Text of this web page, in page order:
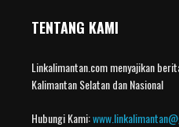
TENTANG KAMI
Linkalimantan.com menyajikan
Kalimantan Selatan dan Nasional
Hubungi Kami: